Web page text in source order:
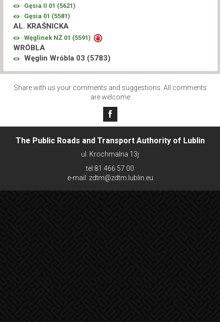
Gęsia II 01 (5621)
Gęsia 01 (5581)
AL. KRAŚNICKA
Węglinek NŻ 01 (5591)
WRÓBLA
Węglin Wróbla 03 (5783)
Share with us your comments and suggestions. All comments
are welcome
The Public Roads and Transport Authority of Lublin
ul. Krochmalna 13j
tel:81 466 57 00
e-mail: zdtm@zdtm.lublin.eu